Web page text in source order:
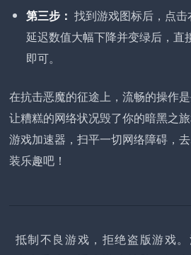
第三步： 找到游戏图标后，点击
延迟数值大幅下降并变绿后，直
即可。
在抗击恶魔的征途上，流畅的操作
让糟糕的网络状况毁了你的暗黑之
游戏加速器，扫平一切网络障碍，
装乐趣吧！
抵制不良游戏，拒绝盗版游戏